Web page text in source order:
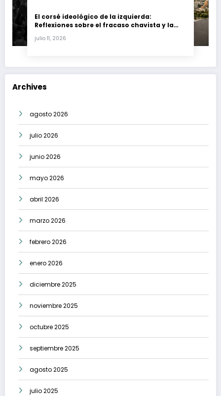
El corsé ideológico de la izquierda:
Reflexiones sobre el fracaso chavista y la
julio 11, 2026
Archives
agosto 2026
julio 2026
junio 2026
mayo 2026
abril 2026
marzo 2026
febrero 2026
enero 2026
diciembre 2025
noviembre 2025
octubre 2025
septiembre 2025
agosto 2025
julio 2025